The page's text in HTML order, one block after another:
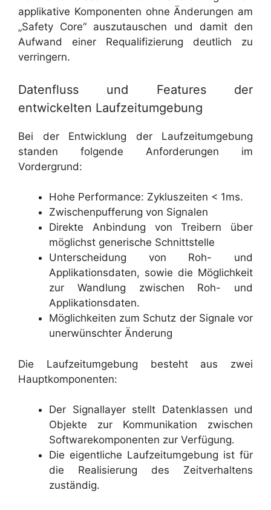
applikative Komponenten ohne Änderungen am
„Safety Core“ auszutauschen und damit den
Aufwand einer Requalifizierung deutlich zu
verringern.
Datenfluss und Features der
entwickelten Laufzeitumgebung
Bei der Entwicklung der Laufzeitumgebung
standen folgende Anforderungen im
Vordergrund:
Hohe Performance: Zykluszeiten < 1ms.
Zwischenpufferung von Signalen
Direkte Anbindung von Treibern über
möglichst generische Schnittstelle
Unterscheidung von Roh- und
Applikationsdaten, sowie die Möglichkeit
zur Wandlung zwischen Roh- und
Applikationsdaten.
Möglichkeiten zum Schutz der Signale vor
unerwünschter Änderung
Die Laufzeitumgebung besteht aus zwei
Hauptkomponenten:
Der Signallayer stellt Datenklassen und
Objekte zur Kommunikation zwischen
Softwarekomponenten zur Verfügung.
Die eigentliche Laufzeitumgebung ist für
die Realisierung des Zeitverhaltens
zuständig.